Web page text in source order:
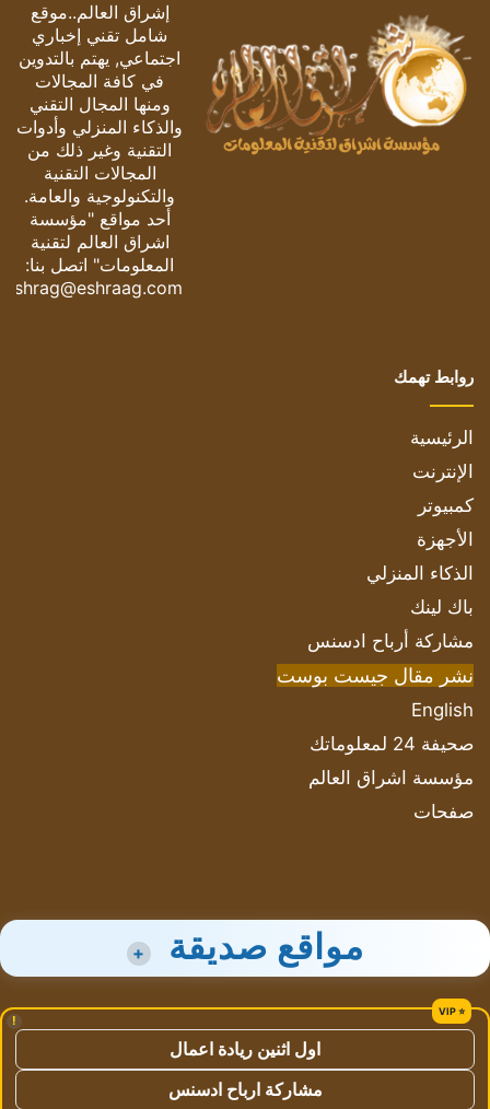
إشراق العالم..موقع
شامل تقني إخباري
اجتماعي, يهتم بالتدوين
في كافة المجالات
ومنها المجال التقني
والذكاء المنزلي وأدوات
التقنية وغير ذلك من
المجالات التقنية
والتكنولوجية والعامة.
أحد مواقع "مؤسسة
اشراق العالم لتقنية
المعلومات" اتصل بنا:
eshrag@eshraag.com
روابط تهمك
الرئيسية
الإنترنت
كمبيوتر
الأجهزة
الذكاء المنزلي
باك لينك
مشاركة أرباح ادسنس
نشر مقال جيست بوست
English
صحيفة 24 لمعلوماتك
مؤسسة اشراق العالم
صفحات
مواقع صديقة +
!
اول اثنين ريادة اعمال
مشاركة ارباح ادسنس